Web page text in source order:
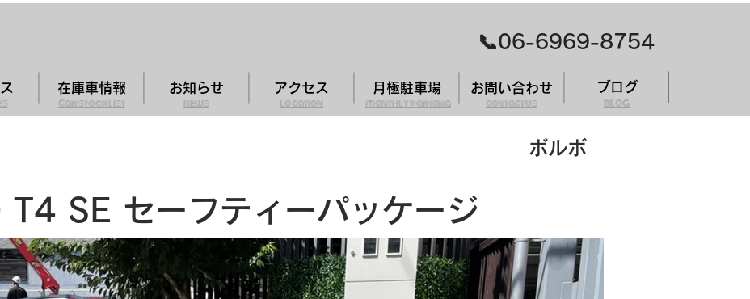
​📞06-6969-8754
在庫車情報
Car stock list
お知らせ
news
アクセス
location
月極駐車場
monthly parking contact us
お問い合わせ ブログ
BLOG
ボルボ
SE セーフティーパッケージ